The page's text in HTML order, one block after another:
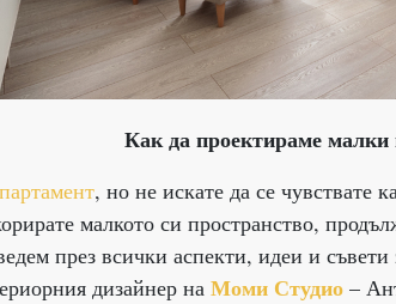
Как да проектираме малки
, но не искате да се чувствате
малкото си пространство,
през всички аспекти, идеи и
дизайнер на Моми Студио–